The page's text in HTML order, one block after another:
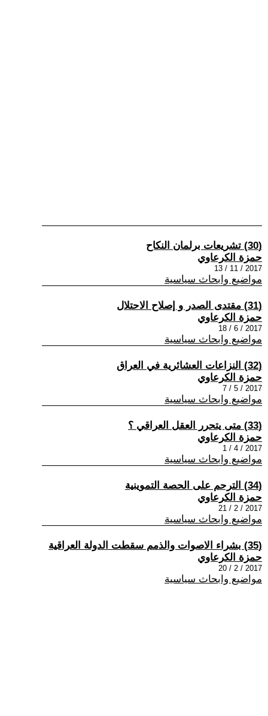
(30) تشريعات برلمان النكاح
حمزة الكرعاوي
2017 / 11 / 13
مواضيع وابحاث سياسية
(31) مقتدى الصدر و إصلاح الاحتلال
حمزة الكرعاوي
2017 / 6 / 18
مواضيع وابحاث سياسية
(32) النزاعات العشائرية في العراق
حمزة الكرعاوي
2017 / 5 / 7
مواضيع وابحاث سياسية
(33) متى يتحرر العقل العراقي ؟
حمزة الكرعاوي
2017 / 4 / 1
مواضيع وابحاث سياسية
(34) الترحم على الحصة التموينية
حمزة الكرعاوي
2017 / 2 / 21
مواضيع وابحاث سياسية
(35) بشراء الاصوات والذمم سقطت الدولة العراقية
حمزة الكرعاوي
2017 / 2 / 20
مواضيع وابحاث سياسية